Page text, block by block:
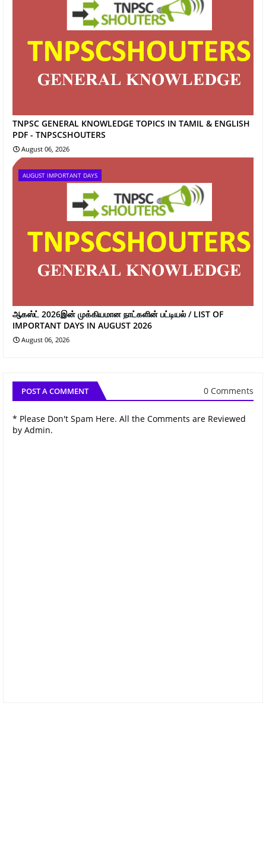
TNPSC GENERAL KNOWLEDGE TOPICS IN TAMIL & ENGLISH
PDF - TNPSCSHOUTERS
August 06, 2026
AUGUST IMPORTANT DAYS
ஆகஸ்ட் 2026இன் முக்கியமான நாட்களின் பட்டியல் / LIST OF
IMPORTANT DAYS IN AUGUST 2026
August 06, 2026
POST A COMMENT 0 Comments
* Please Don't Spam Here. All the Comments are Reviewed
by Admin.